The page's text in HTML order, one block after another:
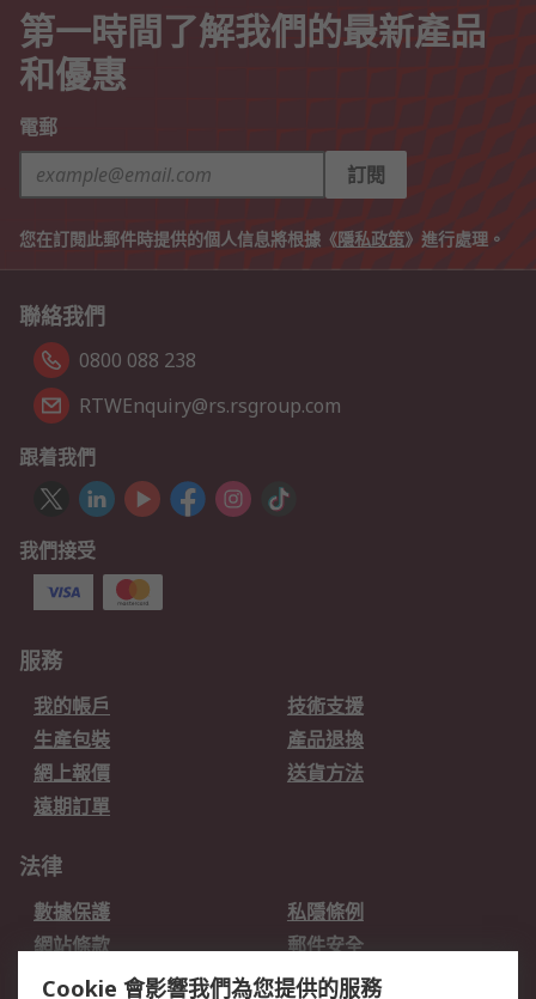
第一時間了解我們的最新產品
和優惠
電郵
訂閱
您在訂閱此郵件時提供的個人信息將根據《隱私政策》進行處理。
聯絡我們
0800 088 238
RTWEnquiry@rs.rsgroup.com
跟着我們
我們接受
服務
我的帳戶
技術支援
生產包裝
產品退換
網上報價
送貨方法
遠期訂單
法律
數據保護
私隱條例
網站條款
郵件安全
销售条款和条件
Cookie 會影響我們為您提供的服務